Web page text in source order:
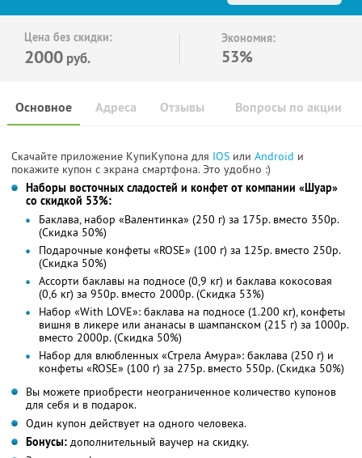
Цена без скидки:
2000 руб.
Экономия:
53%
Основное Отзывы Вопросы по акции
Адреса
Скачайте приложение КупиКупона для IOS или Android и
покажите купон с экрана смартфона. Это удобно :)
Наборы восточных сладостей и конфет от компании «Шуар»
со скидкой 53%:
Баклава, набор «Валентинка» (250 г) за 175р. вместо 350р.
(Скидка 50%)
Подарочные конфеты «ROSE» (100 г) за 125р. вместо 250р.
(Скидка 50%)
Ассорти баклавы на подносе (0,9 кг) и баклава кокосовая
(0,6 кг) за 950р. вместо 2000р. (Скидка 53%)
Набор «With LOVE»: баклава на подносе (1.200 кг), конфеты
вишня в ликере или ананасы в шампанском (215 г) за 1000р.
вместо 2000р. (Скидка 50%)
Набор для влюбленных «Стрела Амура»: баклава (250 г) и
конфеты «ROSE» (100 г) за 275р. вместо 550р. (Скидка 50%)
Вы можете приобрести неограниченное количество купонов
для себя и в подарок.
Один купон действует на одного человека.
Бонусы: дополнительный ваучер на скидку.